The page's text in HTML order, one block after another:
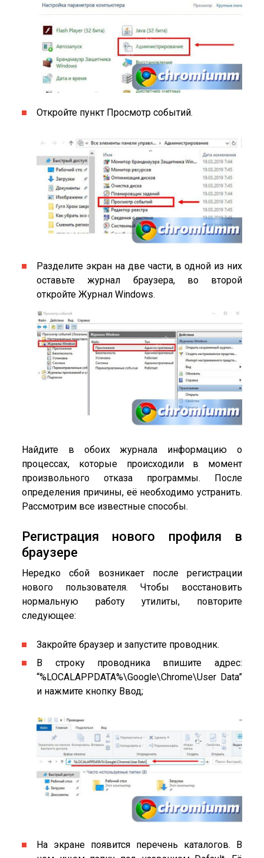
Откройте пункт Просмотр событий.
Разделите экран на две части, в одной из них
оставьте журнал браузера, во второй
откройте Журнал Windows.
Найдите в обоих журнала информацию о
процессах, которые происходили в момент
произвольного отказа программы. После
определения причины, её необходимо устранить.
Рассмотрим все известные способы.
Регистрация нового профиля в
браузере
Нередко сбой возникает после регистрации
нового пользователя. Чтобы восстановить
нормальную работу утилиты, повторите
следующее:
Закройте браузер и запустите проводник.
В строку проводника впишите адрес:
“%LOCALAPPDATA%\Google\Chrome\User Data”
и нажмите кнопку Ввод;
На экране появится перечень каталогов. В